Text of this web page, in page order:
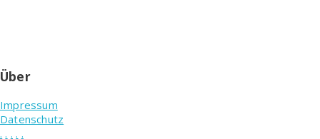
Über
Impressum
Datenschutz
. . . . .